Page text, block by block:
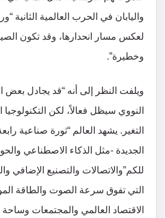
واليابان في الحرب العالمية الثانية
لعكس مسار انحدارها، وقد تكون
وخطيرة”.
ويلفت النظر إلى أنه “قد يجادل بعض
النووي سيظل فعالاً، لكن
التغير. يشهد العالم “ثورة صناعية
الجديدة -مثل الذكاء الاصطناعي
للكم”والاتصالات والتصنيع الإضافي
التي تفوق سرعة الصوت والطاقة
الاقتصاد العالمي والمجتمعات